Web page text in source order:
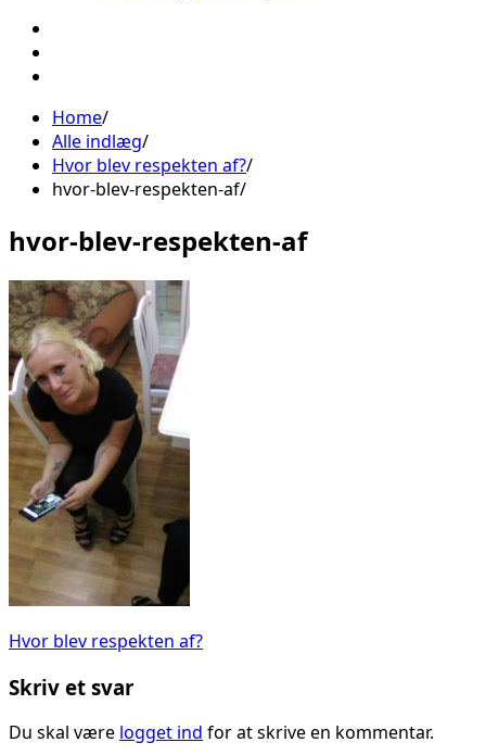
Home
Alle indlæg
Hvor blev respekten af?
hvor-blev-respekten-af
hvor-blev-respekten-af
Indlægsnavigation
Hvor blev respekten af?
Skriv et svar
Du skal være logget ind for at skrive en kommentar.